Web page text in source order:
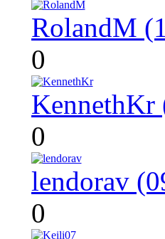
RolandM
0
KennethKr
0
lendorav
0